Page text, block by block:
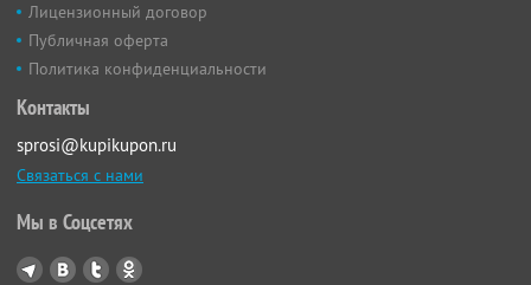
Лицензионный договор
Публичная оферта
Политика конфиденциальности
Контакты
sprosi@kupikupon.ru
Связаться с нами
Мы в Соцсетях